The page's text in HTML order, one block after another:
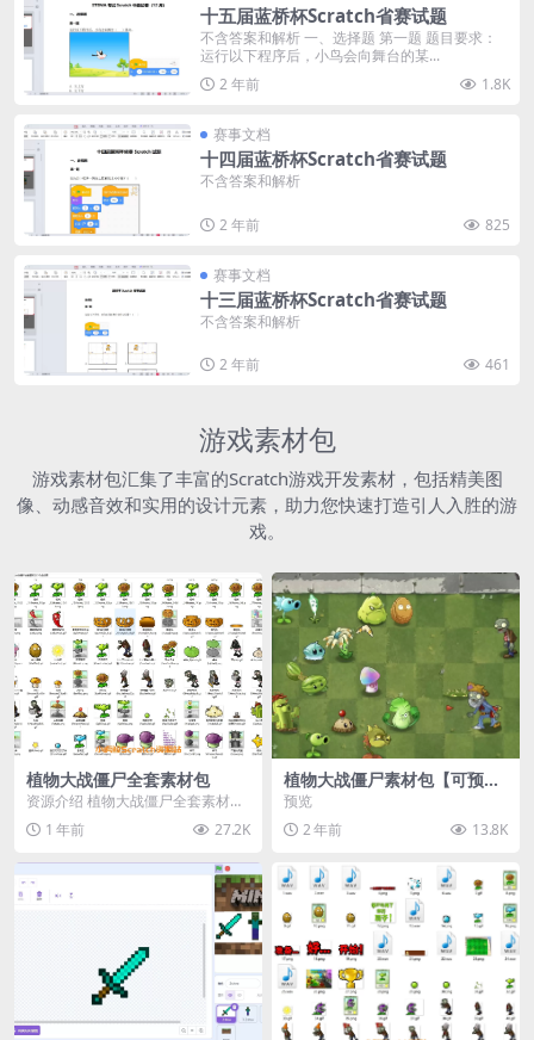
十五届蓝桥杯Scratch省赛试题
不含答案和解析 一、选择题 第一题 题目要求：
运行以下程序后，小鸟会向舞台的某...
2 年前
1.8K
赛事文档
十四届蓝桥杯Scratch省赛试题
不含答案和解析
2 年前 825
赛事文档
十三届蓝桥杯Scratch省赛试题
不含答案和解析
2 年前 461
游戏素材包
游戏素材包汇集了丰富的Scratch游戏开发素材，包括精美图
像、动感音效和实用的设计元素，助力您快速打造引人入胜的游
戏。
植物大战僵尸全套素材包
资源介绍 植物大战僵尸全套素材
包，包含227个丰富多样的素材，
涵盖角色、背景、动...
1 年前 27.2K
植物大战僵尸素材包【可预
览】
预览
2 年前
13.8K